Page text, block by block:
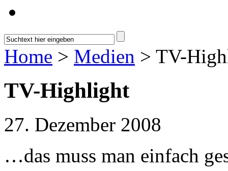
Home > Medien > TV-
TV-Highlight
27. Dezember 2008
…das muss man einfach